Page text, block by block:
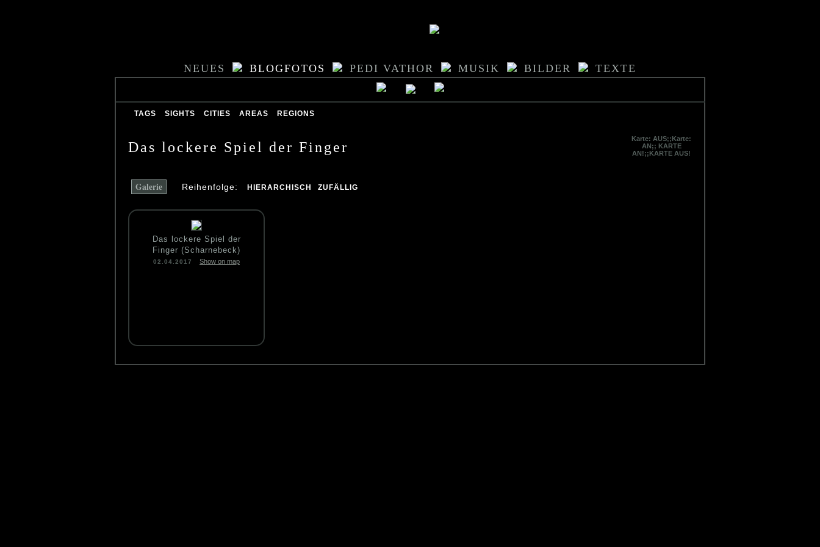
NEUES BLOGFOTOS PEDI VATHOR MUSIK BILDER TEXTE
TAGS SIGHTS CITIES AREAS REGIONS
Karte: AUS;;Karte:
AN;; KARTE
AN!;;KARTE AUS!
Das lockere Spiel der Finger
Galerie Reihenfolge: HIERARCHISCH ZUFÄLLIG
Das lockere Spiel der
Finger (Scharnebeck)
02.04.2017 Show on map